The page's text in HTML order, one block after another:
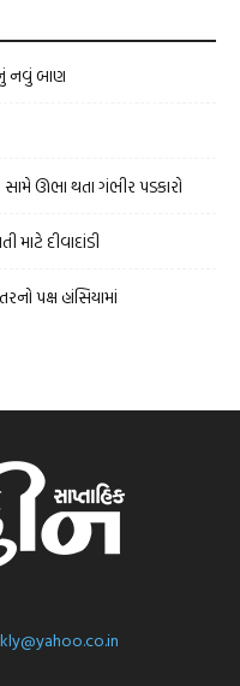
નવું બાણ
સામે ઊભા થતા ગંભીર પડકારો
દીવાદાંડી
પક્ષ હાંસિયામાં